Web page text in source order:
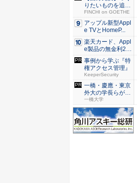
りたいものを追求
できる環...
FINCHI on GOETHE
アップル新型Appl
e TVとHomeP...
楽天カード、Appl
e製品の無金利24
回...
事例から学ぶ『特
権アクセス管理』
KeeperSecurity
一橋・慶應・東京
外大の学長らが語
る学部・...
一橋大学